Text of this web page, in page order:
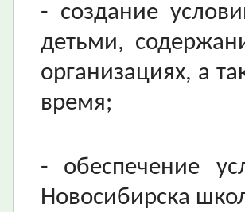
- создание
детьми,
организациях, а
время;
- обеспечение
Новосибирска